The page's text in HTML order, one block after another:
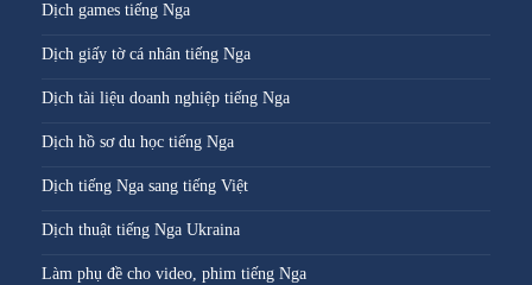
Dịch games tiếng Nga
Dịch giấy tờ cá nhân tiếng Nga
Dịch tài liệu doanh nghiệp tiếng Nga
Dịch hồ sơ du học tiếng Nga
Dịch tiếng Nga sang tiếng Việt
Dịch thuật tiếng Nga Ukraina
Làm phụ đề cho video, phim tiếng Nga